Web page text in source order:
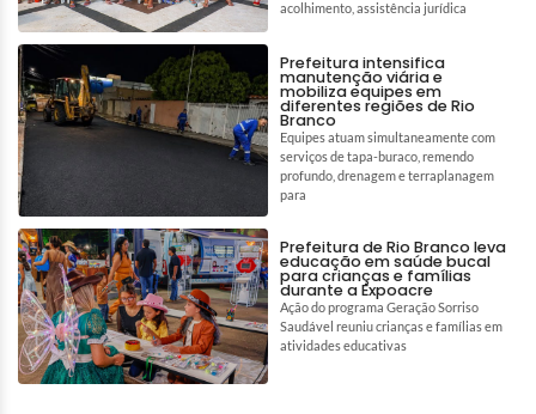
acolhimento, assistência jurídica
Prefeitura intensifica
manutenção viária e
mobiliza equipes em
diferentes regiões de Rio
Branco
Equipes atuam simultaneamente com
serviços de tapa-buraco, remendo
profundo, drenagem e terraplanagem
para
Prefeitura de Rio Branco leva
educação em saúde bucal
para crianças e famílias
durante a Expoacre
Ação do programa Geração Sorriso
Saudável reuniu crianças e famílias em
atividades educativas